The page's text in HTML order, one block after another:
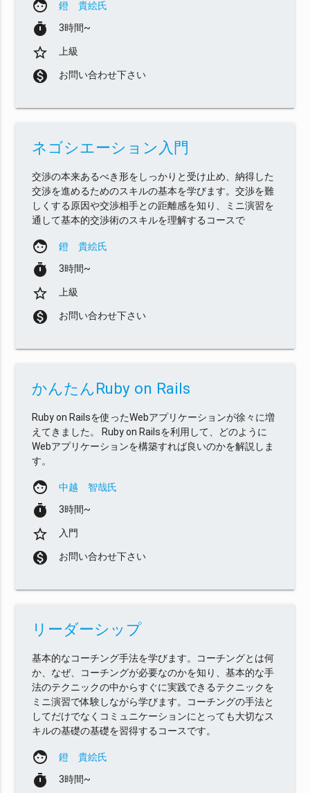
face 鐙 貴絵氏
timer 3時間~
star_border 上級
monetization_on お問い合わせ下さい
ネゴシエーション入門
交渉の本来あるべき形をしっかりと受け止め、納得した
交渉を進めるためのスキルの基本を学びます。交渉を難
しくする原因や交渉相手との距離感を知り、ミニ演習を
通して基本的交渉術のスキルを理解するコースで
face 鐙 貴絵氏
timer 3時間~
star_border 上級
monetization_on お問い合わせ下さい
かんたんRuby on Rails
Ruby on Railsを使ったWebアプリケーションが徐々に増
えてきました。 Ruby on Railsを利用して、どのように
Webアプリケーションを構築すれば良いのかを解説しま
す。
face 中越 智哉氏
timer 3時間~
star_border 入門
monetization_on お問い合わせ下さい
リーダーシップ
基本的なコーチング手法を学びます。コーチングとは何
か、なぜ、コーチングが必要なのかを知り、基本的な手
法のテクニックの中からすぐに実践できるテクニックを
ミニ演習で体験しながら学びます。コーチングの手法と
してだけでなくコミュニケーションにとっても大切なス
キルの基礎の基礎を習得するコースです。
face 鐙 貴絵氏
timer 3時間~